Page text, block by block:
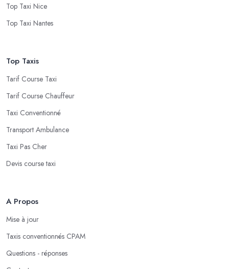
Top Taxi Nice
Top Taxi Nantes
Top Taxis
Tarif Course Taxi
Tarif Course Chauffeur
Taxi Conventionné
Transport Ambulance
Taxi Pas Cher
Devis course taxi
A Propos
Mise à jour
Taxis conventionnés CPAM
Questions - réponses